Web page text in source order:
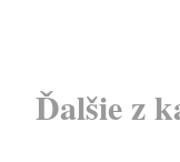
Ďalšie z